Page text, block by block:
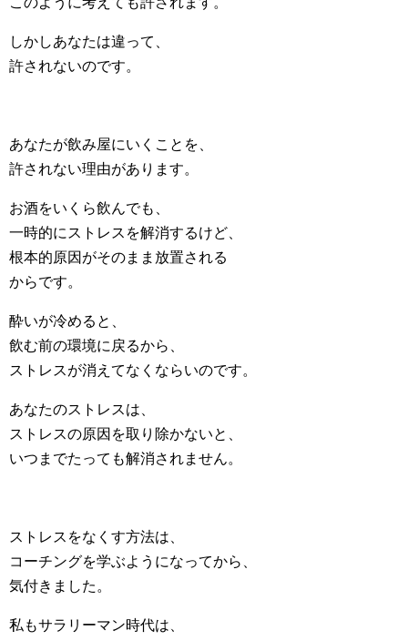
しかしあなたは違って、
許されないのです。
あなたが飲み屋にいくことを、
許されない理由があります。
お酒をいくら飲んでも、
一時的にストレスを解消するけど、
根本的原因がそのまま放置される
からです。
酔いが冷めると、
飲む前の環境に戻るから、
ストレスが消えてなくならいのです。
あなたのストレスは、
ストレスの原因を取り除かないと、
いつまでたっても解消されません。
ストレスをなくす方法は、
コーチングを学ぶようになってから、
気付きました。
私もサラリーマン時代は、